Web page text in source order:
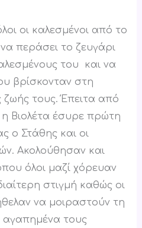
οι καλεσμένοι από το
περάσει το ζευγάρι
του και να
βρίσκονταν στη
τους. Έπειτα από
η Βιολέτα έσυρε πρώτη
ο Στάθης και οι
Ακολούθησαν και
όλοι μαζί χόρευαν
στιγμή καθώς οι
να μοιραστούν τη
αγαπημένα τους